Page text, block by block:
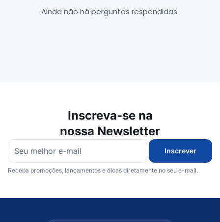
Ainda não há perguntas respondidas.
Inscreva-se na
nossa Newsletter
Inscrever
Receba promoções, lançamentos e dicas diretamente no seu e-mail.